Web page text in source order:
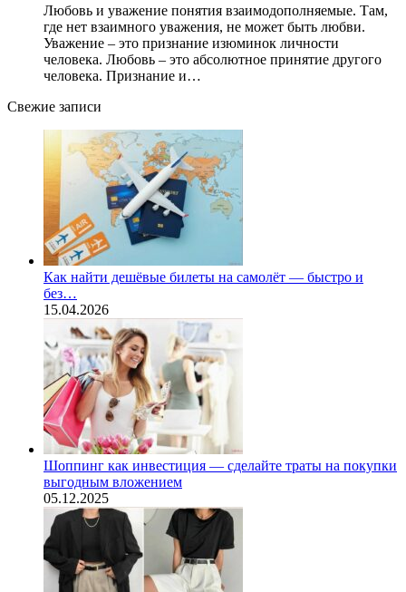
Любовь и уважение понятия взаимодополняемые. Там,
где нет взаимного уважения, не может быть любви.
Уважение – это признание изюминок личности
человека. Любовь – это абсолютное принятие другого
человека. Признание и…
Свежие записи
Как найти дешёвые билеты на самолёт — быстро и
без…
15.04.2026
Шоппинг как инвестиция — сделайте траты на покупки
выгодным вложением
05.12.2025